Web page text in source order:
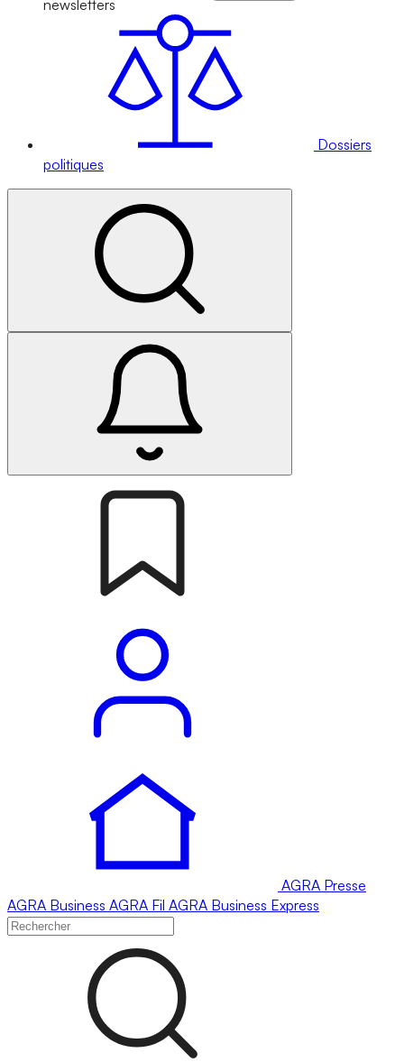
newsletters
Dossiers
politiques
AGRA Presse
AGRA Business AGRA Fil AGRA Business Express